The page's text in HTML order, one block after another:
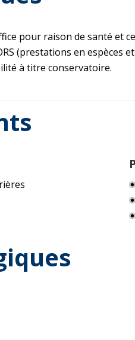
pour raison de santé et
(prestations en espèces
à titre conservatoire.